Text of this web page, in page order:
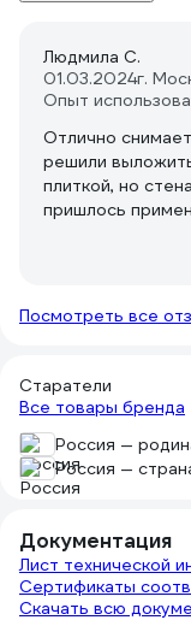
Людмила С.
01.03.2024г.
Опыт
Отлично
решили
плиткой, но
пришлось
опьяняющий, но
Посмотреть все
Старатели
Все товары бренда
Россия —
Россия —
Документация
Лист технической
Сертификаты
Скачать всю